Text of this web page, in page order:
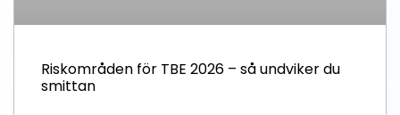
Riskområden för TBE 2026 – så undviker du
smittan